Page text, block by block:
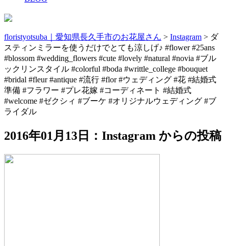
floristyotsuba｜愛知県長久手市のお花屋さん > Instagram > ダ
スティンミラーを使うだけでとても涼しげ♪ #flower #25ans
#blossom #wedding_flowers #cute #lovely #natural #novia #ブル
ックリンスタイル #colorful #boda #writtle_college #bouquet
#bridal #fleur #antique #流行 #flor #ウェディング #花 #結婚式
準備 #フラワー #プレ花嫁 #コーディネート #結婚式
#welcome #ゼクシィ #ブーケ #オリジナルウェディング #ブ
ライダル
2016年01月13日：Instagram からの投稿